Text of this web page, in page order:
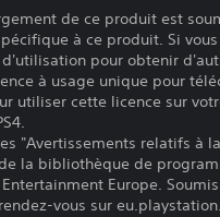
de ce produit est
à ce produit. Si
d'utilisation pour obtenir
à usage unique pour
utiliser cette licence sur
"Avertissements relatifs à
la bibliothèque de
Europe.
vous sur